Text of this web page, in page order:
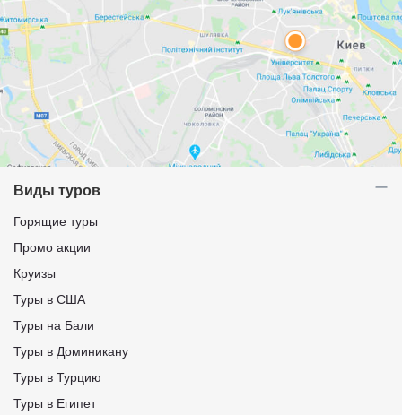
Виды туров
Горящие туры
Промо акции
Круизы
Туры в США
Туры на Бали
Туры в Доминикану
Туры в Турцию
Туры в Египет